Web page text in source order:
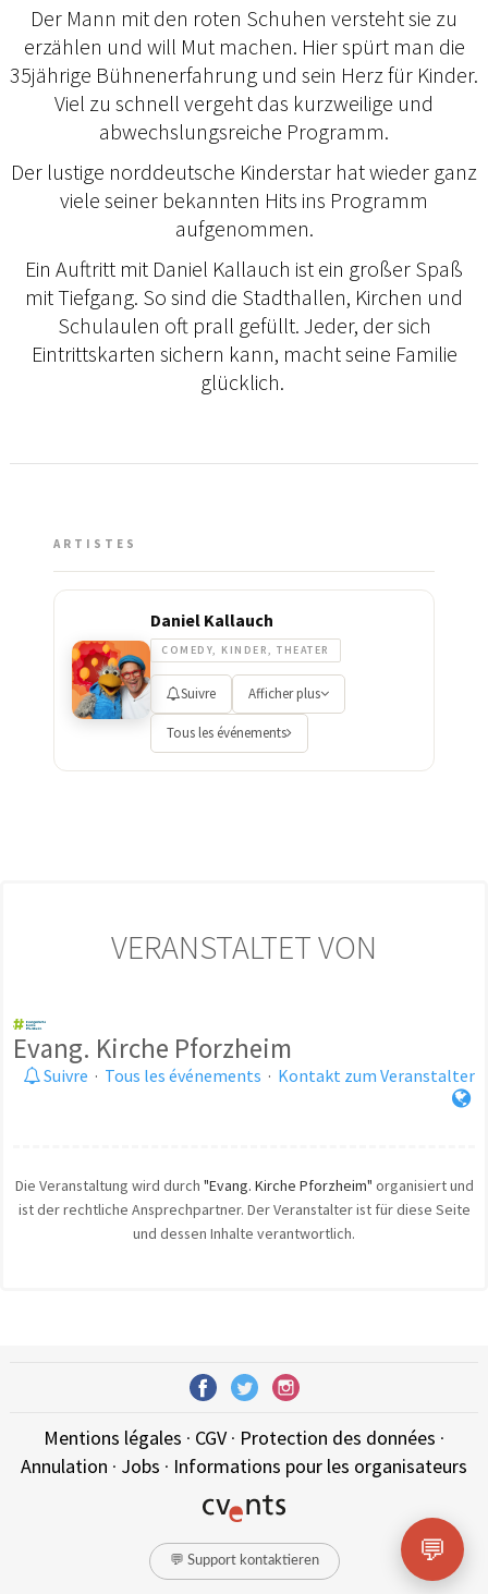
Der Mann mit den roten Schuhen versteht sie zu
erzählen und will Mut machen. Hier spürt man die
35jährige Bühnenerfahrung und sein Herz für Kinder.
Viel zu schnell vergeht das kurzweilige und
abwechslungsreiche Programm.
Der lustige norddeutsche Kinderstar hat wieder ganz
viele seiner bekannten Hits ins Programm
aufgenommen.
Ein Auftritt mit Daniel Kallauch ist ein großer Spaß
mit Tiefgang. So sind die Stadthallen, Kirchen und
Schulaulen oft prall gefüllt. Jeder, der sich
Eintrittskarten sichern kann, macht seine Familie
glücklich.
ARTISTES
Daniel Kallauch
COMEDY, KINDER, THEATER
Suivre Afficher plus
Tous les événements
VERANSTALTET VON
Evang. Kirche Pforzheim
Suivre · Tous les événements · Kontakt zum Veranstalter
Die Veranstaltung wird durch "Evang. Kirche Pforzheim" organisiert und
ist der rechtliche Ansprechpartner. Der Veranstalter ist für diese Seite
und dessen Inhalte verantwortlich.
Mentions légales · CGV· Protection des données ·
Annulation · Jobs · Informations pour les organisateurs
💬 Support kontaktieren 💬